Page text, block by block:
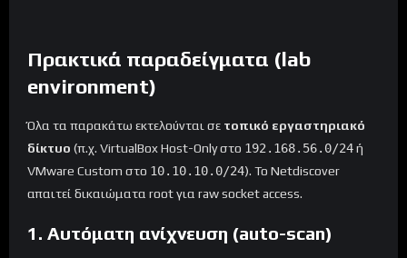
Πρακτικά παραδείγματα (lab
environment)
Όλα τα παρακάτω εκτελούνται σε τοπικό εργαστηριακό
δίκτυο (π.χ. VirtualBox Host-Only στο 192.168.56.0/24ή
VMware Custom στο 10.10.10.0/24). Το Netdiscover
απαιτεί δικαιώματα root για raw socket access.
1. Αυτόματη ανίχνευση (auto-scan)